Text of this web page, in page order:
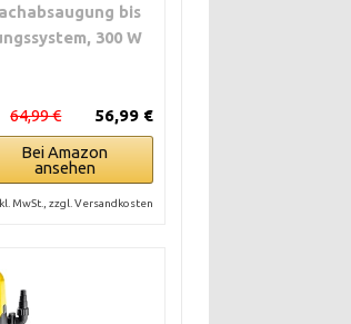
bis
300 W
56,99 €
64,99 €
Bei Amazon
ansehen
MwSt., zzgl. Versandkosten